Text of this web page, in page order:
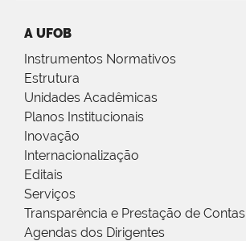
A UFOB
Instrumentos Normativos
Estrutura
Unidades Acadêmicas
Planos Institucionais
Inovação
Internacionalização
Editais
Serviços
Transparência e Prestação de Contas
Agendas dos Dirigentes